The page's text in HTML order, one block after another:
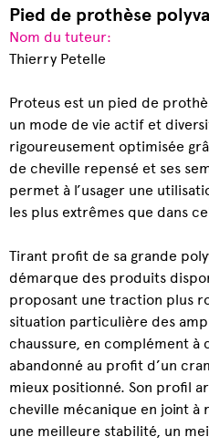
Pied de prothèse
Nom du tuteur:
Thierry Petelle
Proteus est un pied de
un mode de vie actif et
rigoureusement optimisée
de cheville repensé et ses
permet à l’usager une
les plus extrêmes que dans
Tirant profit de sa grande
démarque des produits
proposant une traction plus
situation particulière des
chaussure, en complément à
abandonné au profit d’un
mieux positionné. Son profil
cheville mécanique en joint
une meilleure stabilité, un